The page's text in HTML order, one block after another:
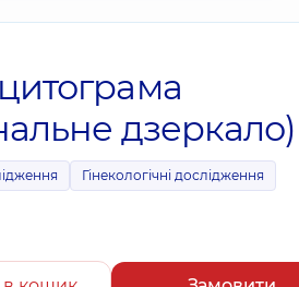
дзеркало)
Гінекологічні дослідження